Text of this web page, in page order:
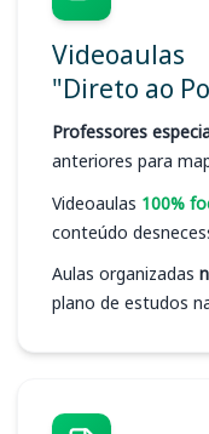
Videoaulas
"Direto ao
Professores
anteriores para
Videoaulas 100%
conteúdo
Aulas organizadas
plano de estudos